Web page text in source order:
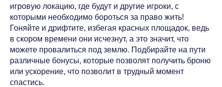
игровую локацию, где будут и другие игроки, с
которыми необходимо бороться за право жить!
Гоняйте и дрифтите, избегая красных площадок, ведь
в скором времени они исчезнут, а это значит, что
можете провалиться под землю. Подбирайте на пути
различные бонусы, которые позволят получить броню
или ускорение, что позволит в трудный момент
спастись.